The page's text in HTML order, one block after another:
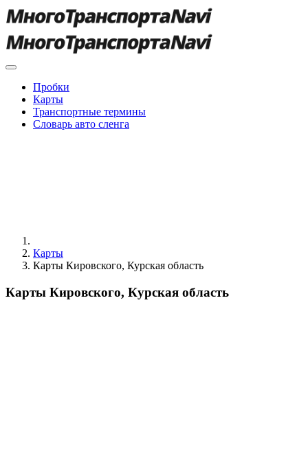
Пробки
Карты
Транспортные термины
Словарь авто сленга
Карты
Карты Кировского, Курская область
Карты Кировского, Курская область